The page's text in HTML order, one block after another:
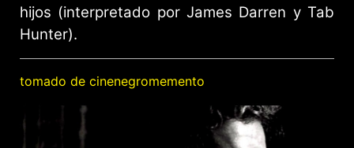
hijos (interpretado por James Darren y Tab
Hunter).
tomado de cinenegromemento